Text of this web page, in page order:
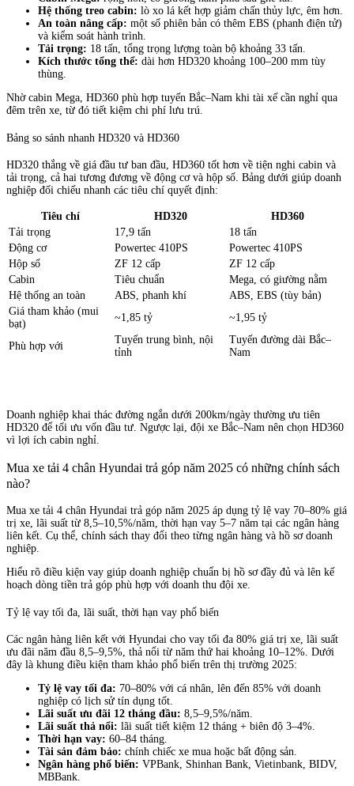
Hệ thống treo cabin: lò xo lá kết hợp giảm chấn thủy lực, êm hơn.
An toàn nâng cấp: một số phiên bản có thêm EBS (phanh điện tử)
và kiểm soát hành trình.
Tải trọng: 18 tấn, tổng trọng lượng toàn bộ khoảng 33 tấn.
Kích thước tổng thể: dài hơn HD320 khoảng 100–200 mm tùy
thùng.
Nhờ cabin Mega, HD360 phù hợp tuyến Bắc–Nam khi tài xế cần nghỉ qua
đêm trên xe, từ đó tiết kiệm chi phí lưu trú.
Bảng so sánh nhanh HD320 và HD360
HD320 thắng về giá đầu tư ban đầu, HD360 tốt hơn về tiện nghi cabin và
tải trọng, cả hai tương đương về động cơ và hộp số. Bảng dưới giúp doanh
nghiệp đối chiếu nhanh các tiêu chí quyết định:
Tiêu chí HD320
HD360
Tải trọng
17,9 tấn
18 tấn
Động cơ
Powertec 410PS
Powertec 410PS
Hộp số
ZF 12 cấp
ZF 12 cấp
Cabin
Tiêu chuẩn
Mega, có giường nằm
Hệ thống an toàn
ABS, phanh khí
ABS, EBS (tùy bản)
Giá tham khảo (mui
bạt)
~1,85 tỷ ~1,95 tỷ
Phù hợp với
Tuyến trung bình, nội
tỉnh
Tuyến đường dài Bắc–
Nam
Doanh nghiệp khai thác đường ngắn dưới 200km/ngày thường ưu tiên
HD320 để tối ưu vốn đầu tư. Ngược lại, đội xe Bắc–Nam nên chọn HD360
vì lợi ích cabin nghỉ.
Mua xe tải 4 chân Hyundai trả góp năm 2025 có những chính sách
nào?
Mua xe tải 4 chân Hyundai trả góp năm 2025 áp dụng tỷ lệ vay 70–80% giá
trị xe, lãi suất từ 8,5–10,5%/năm, thời hạn vay 5–7 năm tại các ngân hàng
liên kết. Cụ thể, chính sách thay đổi theo từng ngân hàng và hồ sơ doanh
nghiệp.
Hiểu rõ điều kiện vay giúp doanh nghiệp chuẩn bị hồ sơ đầy đủ và lên kế
hoạch dòng tiền trả góp phù hợp với doanh thu đội xe.
Tỷ lệ vay tối đa, lãi suất, thời hạn vay phổ biến
Các ngân hàng liên kết với Hyundai cho vay tối đa 80% giá trị xe, lãi suất
ưu đãi năm đầu 8,5–9,5%, thả nổi từ năm thứ hai khoảng 10–12%. Dưới
đây là khung điều kiện tham khảo phổ biến trên thị trường 2025:
Tỷ lệ vay tối đa: 70–80% với cá nhân, lên đến 85% với doanh
nghiệp có lịch sử tín dụng tốt.
Lãi suất ưu đãi 12 tháng đầu: 8,5–9,5%/năm.
Lãi suất thả nổi: lãi suất tiết kiệm 12 tháng + biên độ 3–4%.
Thời hạn vay: 60–84 tháng.
Tài sản đảm bảo: chính chiếc xe mua hoặc bất động sản.
Ngân hàng phổ biến: VPBank, Shinhan Bank, Vietinbank, BIDV,
MBBank.